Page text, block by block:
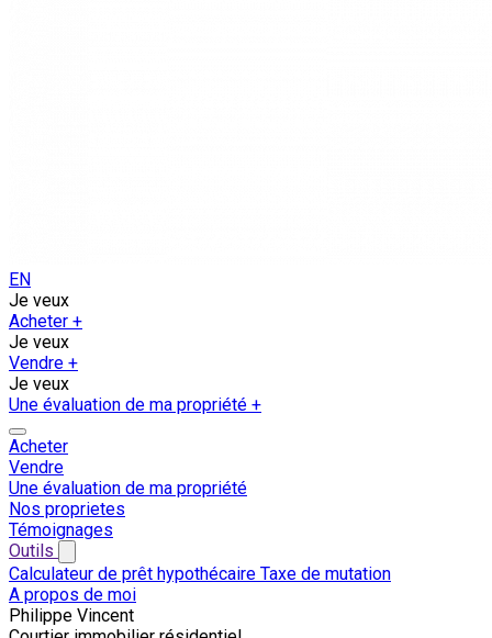
EN
Je veux
Acheter +
Je veux
Vendre +
Je veux
Une évaluation de ma propriété +
Acheter
Vendre
Une évaluation de ma propriété
Nos proprietes
Témoignages
Outils
Calculateur de prêt hypothécaire Taxe de mutation
A propos de moi
Philippe Vincent